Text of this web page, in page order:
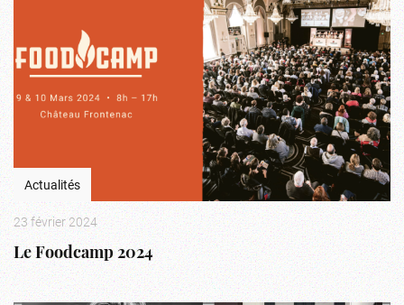
Actualités
23 février 2024
Le Foodcamp 2024